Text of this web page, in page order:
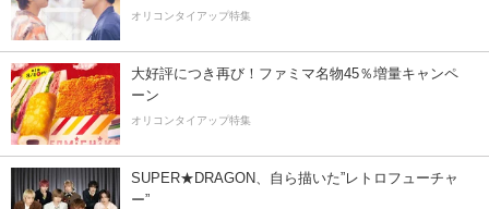
オリコンタイアップ特集
大好評につき再び！ファミマ名物45％増量キャンペ
ーン
オリコンタイアップ特集
SUPER★DRAGON、自ら描いた”レトロフューチャ
ー”